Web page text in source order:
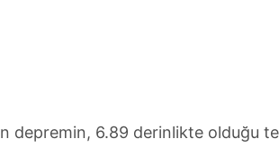
depremin, 6.89 derinlikte olduğu